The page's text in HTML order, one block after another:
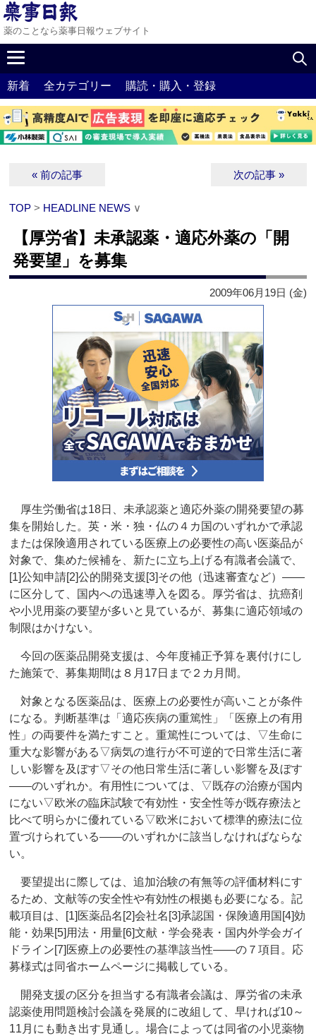
薬のことなら薬事日報ウェブサイト
新着 全カテゴリー 購読・購入・登録
« 前の記事 次の記事 »
TOP > HEADLINE NEWS ∨
【厚労省】未承認薬・適応外薬の「開
発要望」を募集
2009年06月19日 (金)
厚生労働省は18日、未承認薬と適応外薬の開発要望の募
集を開始した。英・米・独・仏の４カ国のいずれかで承認
または保険適用されている医療上の必要性の高い医薬品が
対象で、集めた候補を、新たに立ち上げる有識者会議で、
[1]公知申請[2]公的開発支援[3]その他（迅速審査など）――
に区分して、国内への迅速導入を図る。厚労省は、抗癌剤
や小児用薬の要望が多いと見ているが、募集に適応領域の
制限はかけない。
今回の医薬品開発支援は、今年度補正予算を裏付けにし
た施策で、募集期間は８月17日まで２カ月間。
対象となる医薬品は、医療上の必要性が高いことが条件
になる。判断基準は「適応疾病の重篤性」「医療上の有用
性」の両要件を満たすこと。重篤性については、▽生命に
重大な影響がある▽病気の進行が不可逆的で日常生活に著
しい影響を及ぼす▽その他日常生活に著しい影響を及ぼす
――のいずれか。有用性については、▽既存の治療が国内
にない▽欧米の臨床試験で有効性・安全性等が既存療法と
比べて明らかに優れている▽欧米において標準的療法に位
置づけられている――のいずれかに該当しなければならな
い。
要望提出に際しては、追加治験の有無等の評価材料にす
るため、文献等の安全性や有効性の根拠も必要になる。記
載項目は、[1]医薬品名[2]会社名[3]承認国・保険適用国[4]効
能・効果[5]用法・用量[6]文献・学会発表・国内外学会ガイ
ドライン[7]医療上の必要性の基準該当性――の７項目。応
募様式は同省ホームページに掲載している。
開発支援の区分を担当する有識者会議は、厚労省の未承
認薬使用問題検討会議を発展的に改組して、早ければ10～
11月にも動き出す見通し。場合によっては同省の小児薬物